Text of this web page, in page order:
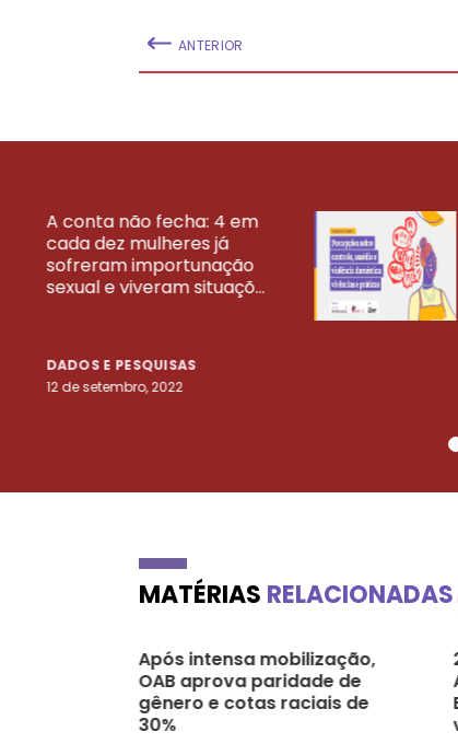
ANTERIOR
A conta não fecha: 4 em
cada dez mulheres já
sofreram importunação
sexual e viveram situaçõ...
DADOS E PESQUISAS
12 de setembro, 2022
VEJA MAIS
MATÉRIAS RELACIONADAS
Após intensa mobilização,
OAB aprova paridade de
gênero e cotas raciais de
30%